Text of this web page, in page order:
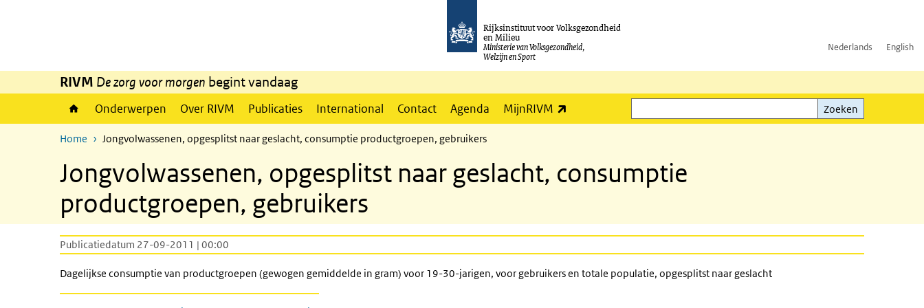
Rijksinstituut voor Volksgezondheid
en Milieu
Ministerie van Volksgezondheid,
Welzijn en Sport
Nederlands English
RIVM De zorg voor morgen begint vandaag
Onderwerpen Over RIVM Publicaties International Contact Agenda MijnRIVM
Zoeken
Zoeken
Home Jongvolwassenen, opgesplitst naar geslacht, consumptie productgroepen, gebruikers
Jongvolwassenen, opgesplitst naar geslacht, consumptie
productgroepen, gebruikers
Publicatiedatum 27-09-2011 | 00:00
Dagelijkse consumptie van productgroepen (gewogen gemiddelde in gram) voor 19-30-jarigen, voor gebruikers en totale populatie, opgesplitst naar geslacht